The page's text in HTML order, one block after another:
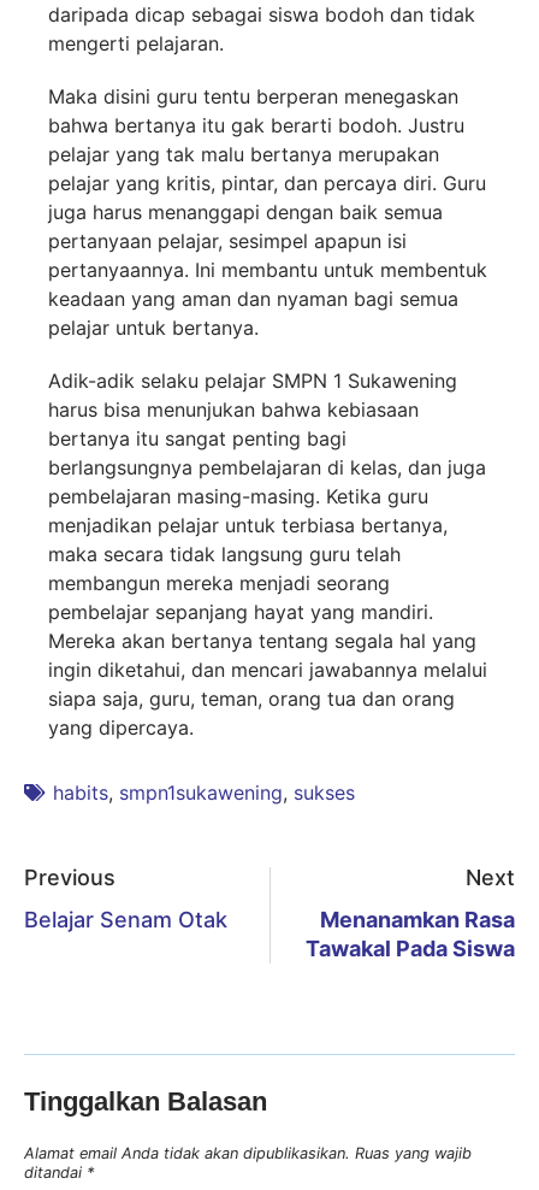
daripada dicap sebagai siswa bodoh dan tidak
mengerti pelajaran.
Maka disini guru tentu berperan menegaskan
bahwa bertanya itu gak berarti bodoh. Justru
pelajar yang tak malu bertanya merupakan
pelajar yang kritis, pintar, dan percaya diri. Guru
juga harus menanggapi dengan baik semua
pertanyaan pelajar, sesimpel apapun isi
pertanyaannya. Ini membantu untuk membentuk
keadaan yang aman dan nyaman bagi semua
pelajar untuk bertanya.
Adik-adik selaku pelajar SMPN 1 Sukawening
harus bisa menunjukan bahwa kebiasaan
bertanya itu sangat penting bagi
berlangsungnya pembelajaran di kelas, dan juga
pembelajaran masing-masing. Ketika guru
menjadikan pelajar untuk terbiasa bertanya,
maka secara tidak langsung guru telah
membangun mereka menjadi seorang
pembelajar sepanjang hayat yang mandiri.
Mereka akan bertanya tentang segala hal yang
ingin diketahui, dan mencari jawabannya melalui
siapa saja, guru, teman, orang tua dan orang
yang dipercaya.
habits, smpn1sukawening, sukses
Previous
Belajar Senam Otak
Next
Menanamkan Rasa
Tawakal Pada Siswa
Tinggalkan Balasan
Alamat email Anda tidak akan dipublikasikan. Ruas yang wajib
ditandai *